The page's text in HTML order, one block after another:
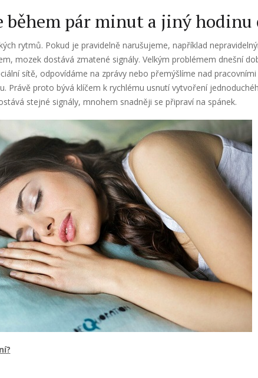
během pár minut a jiný hodinu
rytmů. Pokud je pravidelně narušujeme, například
mozek dostává zmatené signály. Velkým problémem dnešní
sítě, odpovídáme na zprávy nebo přemýšlíme nad
Právě proto bývá klíčem k rychlému usnutí vytvoření
stejné signály, mnohem snadněji se připraví na spánek.